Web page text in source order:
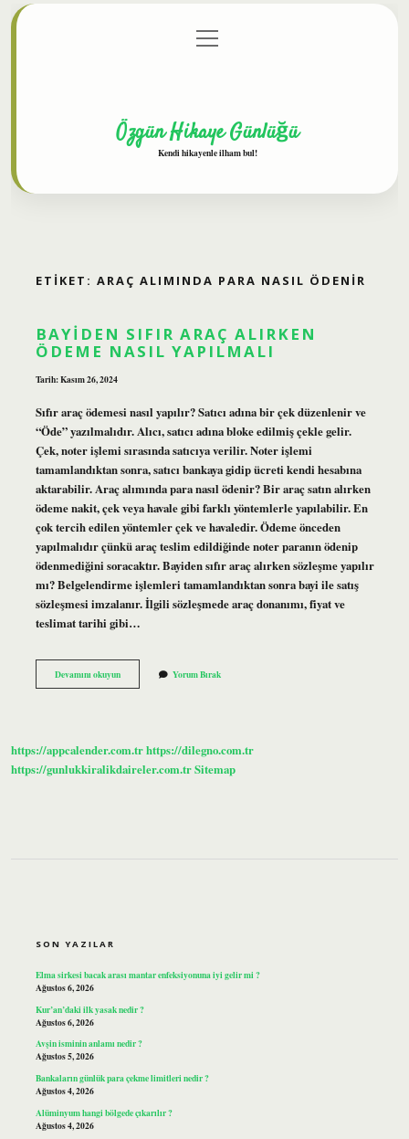
Gizlilik Politikası
menüyü
aç
Özgün Hikaye Günlüğü
Kendi hikayenle ilham bul!
ETIKET: ARAÇ ALIMINDA PARA NASIL ÖDENIR
BAYIDEN SIFIR ARAÇ ALIRKEN
ÖDEME NASIL YAPILMALI
Tarih: Kasım 26, 2024
Sıfır araç ödemesi nasıl yapılır? Satıcı adına bir çek düzenlenir ve
“Öde” yazılmalıdır. Alıcı, satıcı adına bloke edilmiş çekle gelir.
Çek, noter işlemi sırasında satıcıya verilir. Noter işlemi
tamamlandıktan sonra, satıcı bankaya gidip ücreti kendi hesabına
aktarabilir. Araç alımında para nasıl ödenir? Bir araç satın alırken
ödeme nakit, çek veya havale gibi farklı yöntemlerle yapılabilir. En
çok tercih edilen yöntemler çek ve havaledir. Ödeme önceden
yapılmalıdır çünkü araç teslim edildiğinde noter paranın ödenip
ödenmediğini soracaktır. Bayiden sıfır araç alırken sözleşme yapılır
mı? Belgelendirme işlemleri tamamlandıktan sonra bayi ile satış
sözleşmesi imzalanır. İlgili sözleşmede araç donanımı, fiyat ve
teslimat tarihi gibi…
Devamını okuyunBayiden
Sıfır
Yapılmalı
Yorum Bırak
https://appcalender.com.trhttps://dilegno.com.tr
https://gunlukkiralikdaireler.com.trSitemap
SON YAZILAR
Elma sirkesi bacak arası mantar enfeksiyonuna iyi gelir mi ?
Ağustos 6, 2026
Kur’an’daki ilk yasak nedir ?
Ağustos 6, 2026
Avşin isminin anlamı nedir ?
Ağustos 5, 2026
Bankaların günlük para çekme limitleri nedir ?
Ağustos 4, 2026
Alüminyum hangi bölgede çıkarılır ?
Ağustos 4, 2026